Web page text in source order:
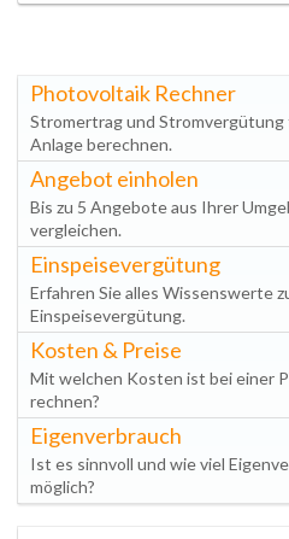
Photovoltaik Rechner
Stromertrag und Stromvergütung
Anlage berechnen.
Angebot einholen
Bis zu 5 Angebote aus Ihrer
vergleichen.
Einspeisevergütung
Erfahren Sie alles Wissenswerte
Einspeisevergütung.
Kosten & Preise
Mit welchen Kosten ist bei einer
rechnen?
Eigenverbrauch
Ist es sinnvoll und wie viel
möglich?